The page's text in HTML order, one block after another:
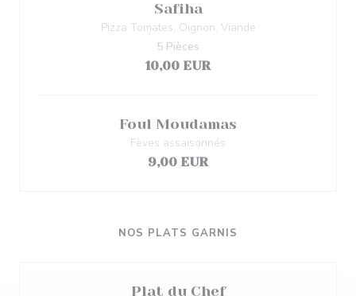
Safiha
Pizza Tomates, Oignon, Viande
10,00 EUR
5 Pièces
Foul Moudamas
Fèves assaisonnés
9,00 EUR
NOS PLATS GARNIS
Plat du Chef